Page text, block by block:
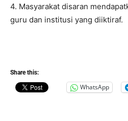
4. Masyarakat disaran
guru dan institusi yang diiktiraf.
Share this:
WhatsApp